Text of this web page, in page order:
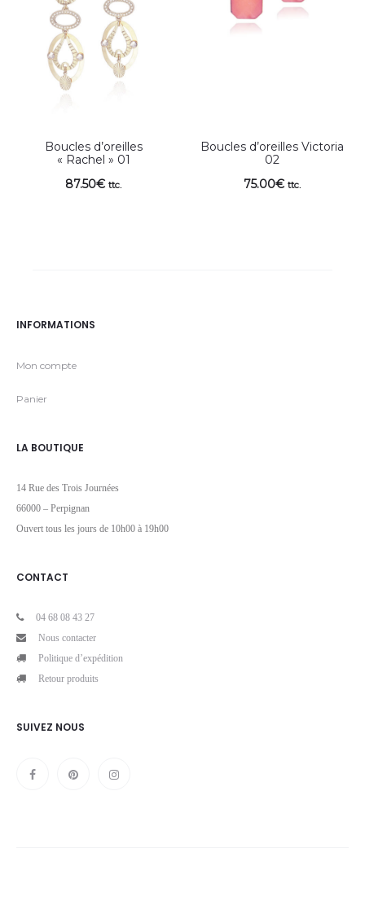
Boucles d’oreilles
« Rachel » 01
87.50€ ttc.
Boucles d’oreilles Victoria
02
75.00€ ttc.
INFORMATIONS
Mon compte
Panier
LA BOUTIQUE
14 Rue des Trois Journées
66000 – Perpignan
Ouvert tous les jours de 10h00 à 19h00
CONTACT
04 68 08 43 27
Nous contacter
Politique d’expédition
Retour produits
SUIVEZ NOUS